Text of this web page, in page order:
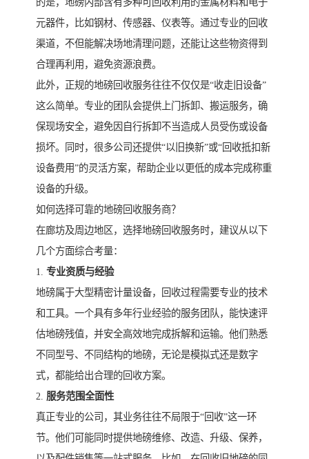
的是，地磅内部含有多种可回收利用的金属材料和电子
元器件，比如钢材、传感器、仪表等。通过专业的回收
渠道，不但能解决场地清理问题，还能让这些物资得到
合理再利用，避免资源浪费。
此外，正规的地磅回收服务往往不仅仅是“收走旧设备”
这么简单。专业的团队会提供上门拆卸、搬运服务，确
保现场安全，避免因自行拆卸不当造成人员受伤或设备
损坏。同时，很多公司还提供“以旧换新”或“回收抵扣新
设备费用”的灵活方案，帮助企业以更低的成本完成称重
设备的升级。
如何选择可靠的地磅回收服务商？
在廊坊及周边地区，选择地磅回收服务时，建议从以下
几个方面综合考量：
1. 专业资质与经验
地磅属于大型精密计量设备，回收过程需要专业的技术
和工具。一个具有多年行业经验的服务团队，能快速评
估地磅残值，并安全高效地完成拆解和运输。他们熟悉
不同型号、不同结构的地磅，无论是模拟式还是数字
式，都能给出合理的回收方案。
2. 服务范围全面性
真正专业的公司，其业务往往不局限于“回收”这一环
节。他们可能同时提供地磅维修、改造、升级、保养，